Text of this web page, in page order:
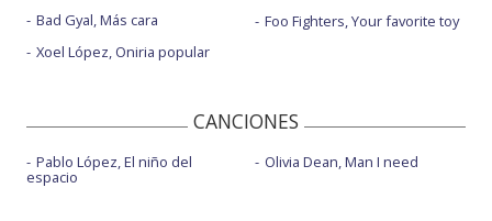
Bad Gyal, Más cara
Xoel López, Oniria popular
Foo Fighters, Your favorite toy
CANCIONES
Pablo López, El niño del
espacio
Olivia Dean, Man I need